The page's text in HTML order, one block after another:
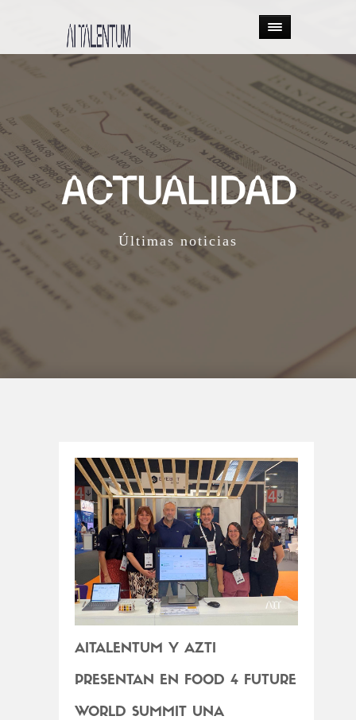
ACTUALIDAD
Últimas noticias
AITALENTUM Y AZTI
PRESENTAN EN FOOD 4 FUTURE
WORLD SUMMIT UNA